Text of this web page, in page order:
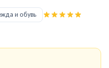
и обувь